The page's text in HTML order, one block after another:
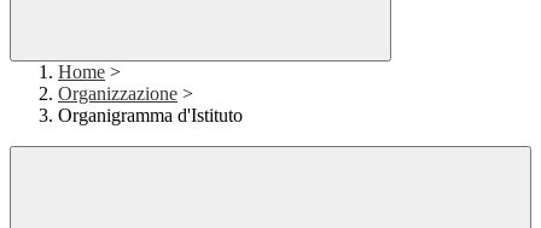
Home >
Organizzazione >
Organigramma d'Istituto